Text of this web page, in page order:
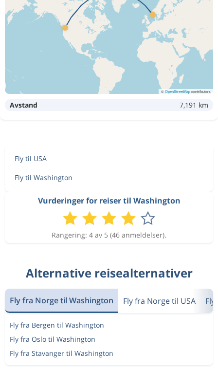
©OpenStreetMapcontributors
Avstand 7,191 km
Fly til USA
Fly til Washington
Vurderinger for reiser til Washington
Rangering: 4 av 5 (46 anmeldelser).
Alternative reisealternativer
Fly fra Norge til Washington Fly fra Norge til USA
Fly fra Bergen til Washington
Fly fra Oslo til Washington
Fly fra Stavanger til Washington